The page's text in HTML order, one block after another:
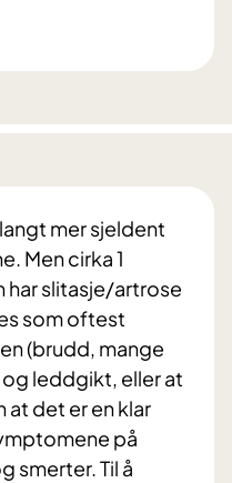
mer sjeldent
Men cirka 1
har slitasje/artrose
som oftest
(brudd, mange
leddgikt, eller at
at det er en klar
på
smerter. Til å